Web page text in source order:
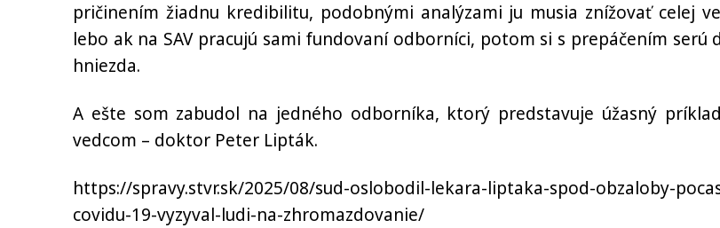
pričinením žiadnu kredibilitu, podobnými analýzami ju musia znížovať celej
lebo ak na SAV pracujú sami fundovaní odborníci, potom si s prepáčením serú
hniezda.
A ešte som zabudol na jedného odborníka, ktorý predstavuje úžasný
vedcom – doktor Peter Lipták.
https://spravy.stvr.sk/2025/08/sud-oslobodil-lekara-liptaka-spod-obzaloby-
covidu-19-vyzyval-ludi-na-zhromazdovanie/